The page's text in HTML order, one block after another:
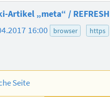
Artikel „meta“ / REFRESH
16:00 browser
https
Seite